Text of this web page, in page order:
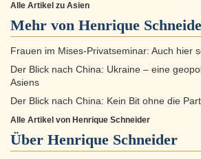
Alle Artikel zu Asien
Mehr von Henrique
Frauen im Mises-Privatseminar: Auch hier
Der Blick nach China: Ukraine – eine
Asiens
Der Blick nach China: Kein Bit ohne die
Alle Artikel von Henrique Schneider
Über Henrique Schneider